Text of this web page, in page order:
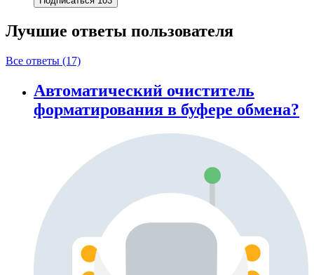
Лучшие ответы пользователя
Все ответы (17)
Автоматический очиститель
форматирования в буфере обмена?